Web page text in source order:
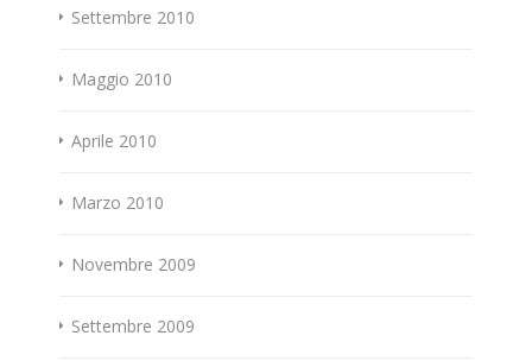
Settembre 2010
Maggio 2010
Aprile 2010
Marzo 2010
Novembre 2009
Settembre 2009